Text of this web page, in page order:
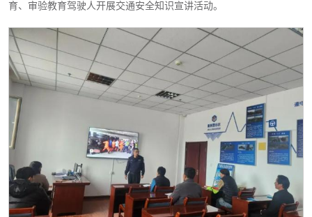
育、审验教育驾驶人开展交通安全知识宣讲活动。